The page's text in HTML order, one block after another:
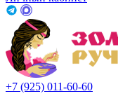
+7 (925) 011-60-60